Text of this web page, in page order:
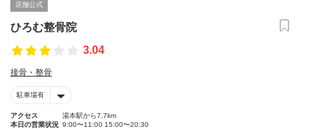
店舗公式
ひろむ整骨院
3.04
接骨・整骨
駐車場有
アクセス
湯本駅から7.7km
本日の営業状況 9:00〜11:00 15:00〜20:30